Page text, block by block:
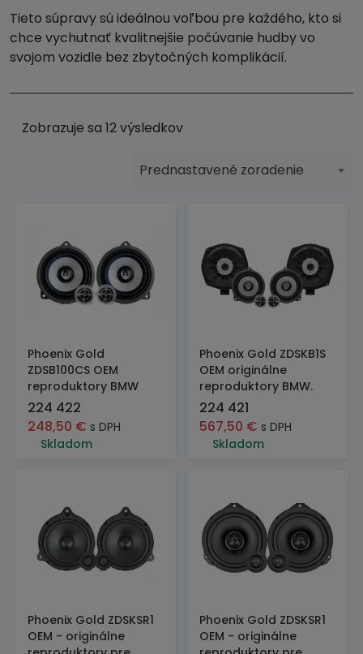
Tieto súpravy sú ideálnou voľbou pre každého, kto si
chce vychutnať kvalitnejšie počúvanie hudby vo
svojom vozidle bez zbytočných komplikácií.
Zobrazuje sa 12 výsledkov
Prednastavené zoradenie
Phoenix Gold
ZDSB100CS OEM
reproduktory BMW
224 422
248,50 € s DPH
Skladom
Phoenix Gold ZDSKB1S
OEM originálne
reproduktory BMW.
224 421
567,50 € s DPH
Skladom
Phoenix Gold ZDSKSR1
OEM - originálne
Phoenix Gold ZDSKSR1
OEM - originálne